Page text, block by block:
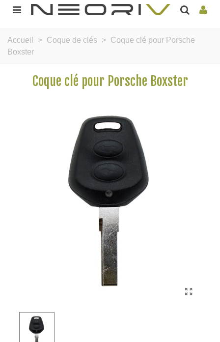
Accueil > Coque de clés > Coque clé pour Porsche
Boxster
Coque clé pour Porsche Boxster